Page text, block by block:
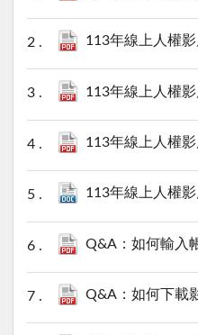
113年線上人權影展影片
113年線上人權影展影片
113年線上人權影展
113年線上人權影展
Q&A：如何輸入
Q&A：如何下載